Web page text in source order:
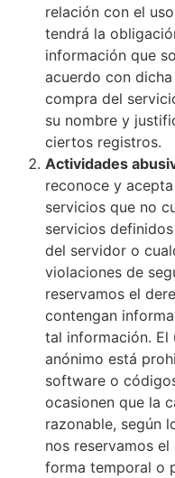
relación con el
tendrá la
información que
acuerdo con
compra del
su nombre y
ciertos registros.
Actividades
reconoce y
servicios que no
servicios
del servidor o
violaciones de
reservamos el
contengan
tal información.
anónimo está
software o
ocasionen que la
razonable, según
nos reservamos
forma temporal o